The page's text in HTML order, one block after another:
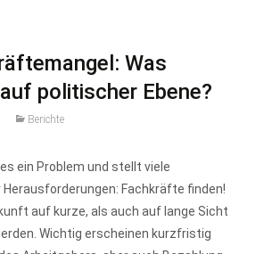
Was
politischer Ebene?
Berichte
ein Problem und stellt viele
Herausforderungen: Fachkräfte finden!
auf kurze, als auch auf lange Sicht
Wichtig erscheinen kurzfristig